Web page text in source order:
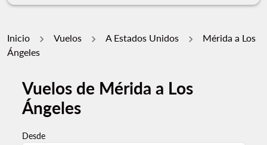
Inicio Vuelos A Estados Unidos
Mérida a Los
Ángeles
Vuelos de Mérida a Los
Ángeles
Desde